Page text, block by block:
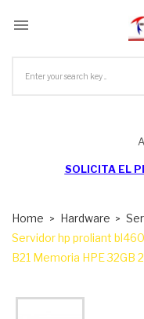

SOLICITA EL
Home Hardware
Servidor hp proliant
B21 Memoria HPE 32GB